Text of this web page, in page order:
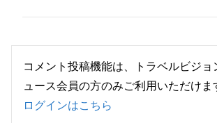
コメント投稿機能は、トラベルビジョ
ュース会員の方のみご利用いただけま
ログインはこちら